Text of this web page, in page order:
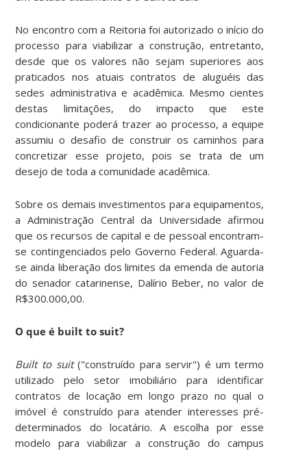
No encontro com a Reitoria foi autorizado o início do
processo para viabilizar a construção, entretanto,
desde que os valores não sejam superiores aos
praticados nos atuais contratos de aluguéis das
sedes administrativa e acadêmica. Mesmo cientes
destas limitações, do impacto que este
condicionante poderá trazer ao processo, a equipe
assumiu o desafio de construir os caminhos para
concretizar esse projeto, pois se trata de um
desejo de toda a comunidade acadêmica.
Sobre os demais investimentos para equipamentos,
a Administração Central da Universidade afirmou
que os recursos de capital e de pessoal encontram-
se contingenciados pelo Governo Federal. Aguarda-
se ainda liberação dos limites da emenda de autoria
do senador catarinense, Dalírio Beber, no valor de
R$300.000,00.
O que é built to suit?
Built to suit("construído para servir") é um termo
utilizado pelo setor imobiliário para identificar
contratos de locação em longo prazo no qual o
imóvel é construído para atender interesses pré-
determinados do locatário. A escolha por esse
modelo para viabilizar a construção do campus